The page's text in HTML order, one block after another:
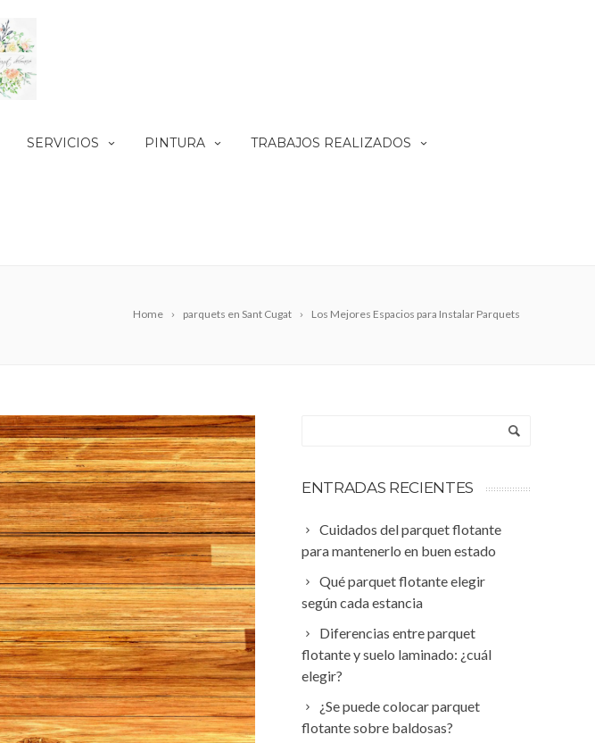
SERVICIOS PINTURA TRABAJOS REALIZADOS
Home parquets en Sant Cugat Los Mejores Espacios para Instalar Parquets
ENTRADAS RECIENTES
Cuidados del parquet flotante
para mantenerlo en buen estado
Qué parquet flotante elegir
según cada estancia
Diferencias entre parquet
flotante y suelo laminado: ¿cuál
elegir?
¿Se puede colocar parquet
flotante sobre baldosas?